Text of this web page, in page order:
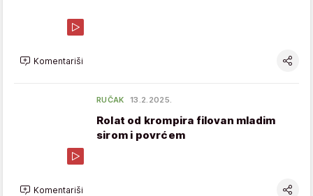
Komentariši
RUČAK 13.2.2025.
Rolat od krompira filovan mladim
sirom i povrćem
Komentariši